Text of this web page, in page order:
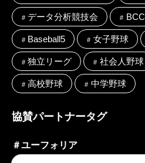
データ分析競技会 BCC
Baseball5 女子野球
独立リーグ 社会人野球
高校野球 中学野球
協賛パートナータグ
＃ユーフォリア